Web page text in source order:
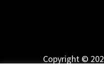
Copyright ©